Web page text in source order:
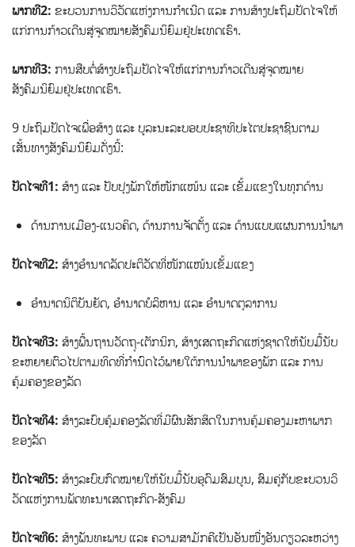
ພາກທີ2: ຂະບວນການວິວັດແຫ່ງການກຳເນີດ ແລະ ການສ້າງປະຖົມປັດໄຈໃຫ້
ແກ່ການກ້າວເດີນສູ່ຈຸດໝາຍສັງຄົມນິຍົມຢູ່ປະເທດເຮົາ.
ພາກທີ3: ການສືບຕໍ່ສ້າງປະຖົມປັດໄຈໃຫ້ແກ່ການກ້າວເດີນສູ່ຈຸດໝາຍ
ສັງຄົມນິຍົມຢູ່ປະເທດເຮົາ.
9 ປະຖົມປັດໄຈເພື່ອສ້າງ ແລະ ບູລະນະລະບອບປະຊາທິປະໄຕປະຊາຊົນຕາມ
ເສັ້ນທາງສັງຄົມນິຍົມດັ່ງນີ້:
ປັດໄຈທີ1: ສ້າງ ແລະ ປັບປຸງພັກໃຫ້ໜັກແໜ້ນ ແລະ ເຂັ້ມແຂງໃນທຸກດ້ານ
ດ້ານການເມືອງ-ແນວຄິດ, ດ້ານການຈັດຕັ້ງ ແລະ ດ້ານແບບແຜນການນຳພາ
ປັດໄຈທີ2: ສ້າງອຳນາດລັດປະຕິວັດທີ່ໜັກແໜ້ນເຂັ້ມແຂງ
ອຳນາດນິຕິບັນຍັດ, ອຳນາດບໍລິຫານ ແລະ ອຳນາດຕຸລາການ
ປັດໄຈທີ3: ສ້າງພື້ນຖານວັດຖຸ-ເຕັກນິກ, ສ້າງເສດຖະກິດແຫ່ງຊາດໃຫ້ນັບມື້ນັບ
ຂະຫຍາຍຕົວໄປຕາມທິດທີ່ກຳນົດໄວ້ພາຍໃຕ້ການນຳພາຂອງພັກ ແລະ ການ
ຄຸ້ມຄອງຂອງລັດ
ປັດໄຈທີ4: ສ້າງລະບົບຄຸ້ມຄອງລັດທີ່ມີຜົນສັກສິດໃນການຄຸ້ມຄອງມະຫາພາກ
ຂອງລັດ
ປັດໄຈທີ5: ສ້າງລະບົບກົດໝາຍໃຫ້ນັບມື້ນັບອຸດົມສົມບູນ, ສົມຄູ່ກັບຂະບວນວິ
ວັດແຫ່ງການພັດທະນາເສດຖະກິດ-ສັງຄົມ
ປັດໄຈທີ6: ສ້າງພັນທະພາບ ແລະ ຄວາມສາມັກຄີເປັນອັນໜື່ງອັນດຽວລະຫວ່າງ